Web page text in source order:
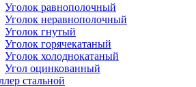
Уголок равнополочный
Уголок неравнополочный
Уголок гнутый
Уголок горячекатаный
Уголок холоднокатаный
Угол оцинкованный
стальной